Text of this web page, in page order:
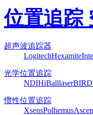
位置追踪
超声波追踪器
LogitechHexamite
光学位置追踪
NDIHiBalllaserBIRD
惯性位置追踪
XsensPolhemus